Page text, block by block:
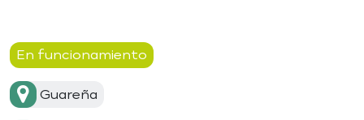
En funcionamiento
Guareña